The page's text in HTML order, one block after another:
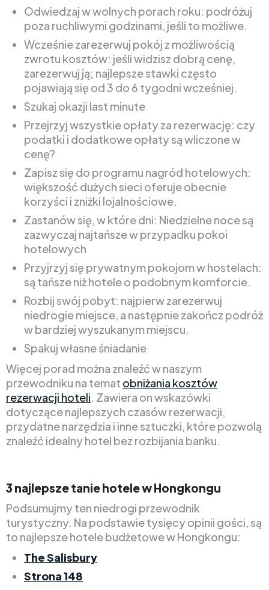
Odwiedzaj w wolnych porach roku: podróżuj
poza ruchliwymi godzinami, jeśli to możliwe.
Wcześnie zarezerwuj pokój z możliwością
zwrotu kosztów: jeśli widzisz dobrą cenę,
zarezerwuj ją; najlepsze stawki często
pojawiają się od 3 do 6 tygodni wcześniej.
Szukaj okazji last minute
Przejrzyj wszystkie opłaty za rezerwację: czy
podatki i dodatkowe opłaty są wliczone w
cenę?
Zapisz się do programu nagród hotelowych:
większość dużych sieci oferuje obecnie
korzyści i zniżki lojalnościowe.
Zastanów się, w które dni: Niedzielne noce są
zazwyczaj najtańsze w przypadku pokoi
hotelowych
Przyjrzyj się prywatnym pokojom w hostelach:
są tańsze niż hotele o podobnym komforcie.
Rozbij swój pobyt: najpierw zarezerwuj
niedrogie miejsce, a następnie zakończ podróż
w bardziej wyszukanym miejscu.
Spakuj własne śniadanie
Więcej porad można znaleźć w naszym
przewodniku na temat obniżania kosztów
rezerwacji hoteli. Zawiera on wskazówki
dotyczące najlepszych czasów rezerwacji,
przydatne narzędzia i inne sztuczki, które pozwolą
znaleźć idealny hotel bez rozbijania banku.
3 najlepsze tanie hotele w Hongkongu
Podsumujmy ten niedrogi przewodnik
turystyczny. Na podstawie tysięcy opinii gości, są
to najlepsze hotele budżetowe w Hongkongu:
The Salisbury
Strona 148